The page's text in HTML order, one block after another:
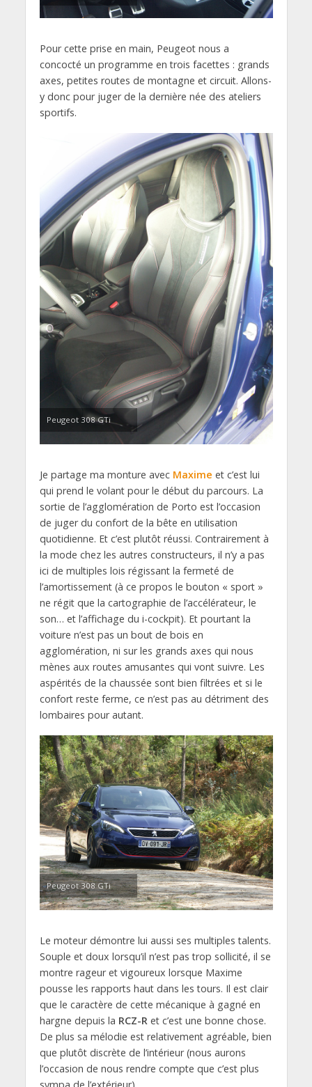
Pour cette prise en main, Peugeot nous a
concocté un programme en trois facettes : grands
axes, petites routes de montagne et circuit. Allons-
y donc pour juger de la dernière née des ateliers
sportifs.
Peugeot 308 GTi
Je partage ma monture avec Maxime et c’est lui
qui prend le volant pour le début du parcours. La
sortie de l’agglomération de Porto est l’occasion
de juger du confort de la bête en utilisation
quotidienne. Et c’est plutôt réussi. Contrairement à
la mode chez les autres constructeurs, il n’y a pas
ici de multiples lois régissant la fermeté de
l’amortissement (à ce propos le bouton « sport »
ne régit que la cartographie de l’accélérateur, le
son… et l’affichage du i-cockpit). Et pourtant la
voiture n’est pas un bout de bois en
agglomération, ni sur les grands axes qui nous
mènes aux routes amusantes qui vont suivre. Les
aspérités de la chaussée sont bien filtrées et si le
confort reste ferme, ce n’est pas au détriment des
lombaires pour autant.
Peugeot 308 GTi
Le moteur démontre lui aussi ses multiples talents.
Souple et doux lorsqu’il n’est pas trop sollicité, il se
montre rageur et vigoureux lorsque Maxime
pousse les rapports haut dans les tours. Il est clair
que le caractère de cette mécanique à gagné en
hargne depuis la RCZ-Ret c’est une bonne chose.
De plus sa mélodie est relativement agréable, bien
que plutôt discrète de l’intérieur (nous aurons
l’occasion de nous rendre compte que c’est plus